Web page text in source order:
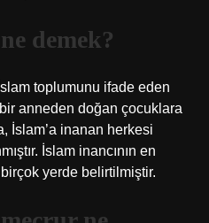
demek?
anneden doğan çocuklara
İslam’a inanan herkesi
İslam inancının en
yerde belirtilmiştir.